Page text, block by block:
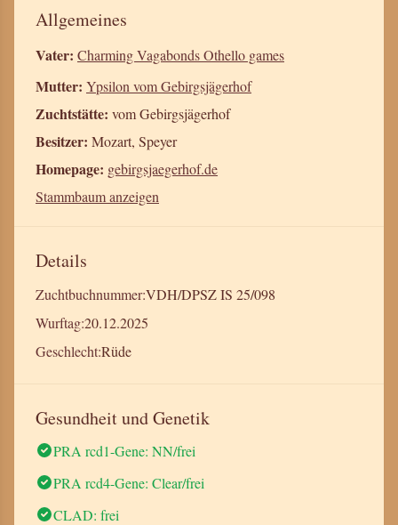
Allgemeines
Vater: Charming Vagabonds Othello games
Mutter: Ypsilon vom Gebirgsjägerhof
Zuchtstätte: vom Gebirgsjägerhof
Besitzer: Mozart, Speyer
Homepage: gebirgsjaegerhof.de
Stammbaum anzeigen
Details
Zuchtbuchnummer:VDH/DPSZ IS 25/098
Wurftag:20.12.2025
Geschlecht:Rüde
Gesundheit und Genetik
PRA rcd1-Gene: NN/frei
PRA rcd4-Gene: Clear/frei
CLAD: frei